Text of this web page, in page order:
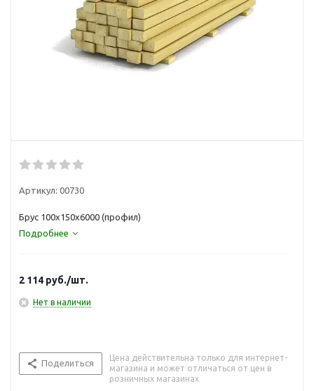
Артикул: 00730
Брус 100х150х6000 (профил)
Подробнее
2 114 руб./шт.
Нет в наличии
Поделиться
Цена действительна только для интернет-
магазина и может отличаться от цен в
розничных магазинах